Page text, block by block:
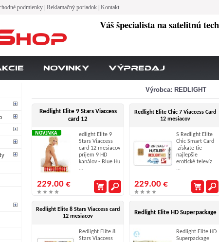
podmienky Reklamačný poriadok Kontakt
Váš špecialista na satelitnú
Novinky Výpredaj
Výrobca: REDLIGHT
Redlight Elite 9 Stars Viaccess
card 12
NOVINKA
edlight Elite 9
Stars Viaccess
card 12 mesiacov
príjem 9 HD
kanálov - Blue Hu
...
229.00 €
Redlight Elite Chic 7 Viaccess Card
12 mesiacov
S Redlight Elite
Chic Smart Card
získate tie
najlepšie
erotické televíz
...
229.00 €
Redlight Elite 8 Stars Viaccess card
12 mesiacov
Redlight Elite 8
Stars Viaccess
Redlight Elite HD Superpackage
Redlight Elite HD
Superpackage